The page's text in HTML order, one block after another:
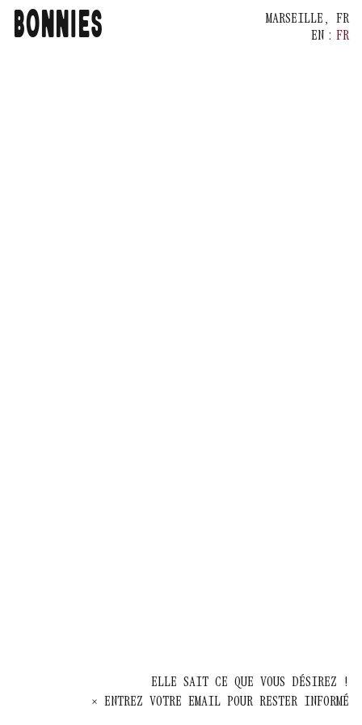
BONNIES
MARSEILLE, FR
EN : FR
ELLE SAIT CE QUE VOUS DÉSIREZ !
× ENTREZ VOTRE EMAIL POUR RESTER INFORMÉ